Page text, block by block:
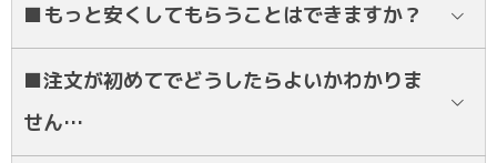
急ぎの場合も対応しますのでご相談ください。
■もっと安くしてもらうことはできますか？
いた際にはお値引きさせていただきます。他社様の見積もりをいただ
けましたらそちらよりもお安く対応します！
■注文が初めてでどうしたらよいかわかりま
せん…